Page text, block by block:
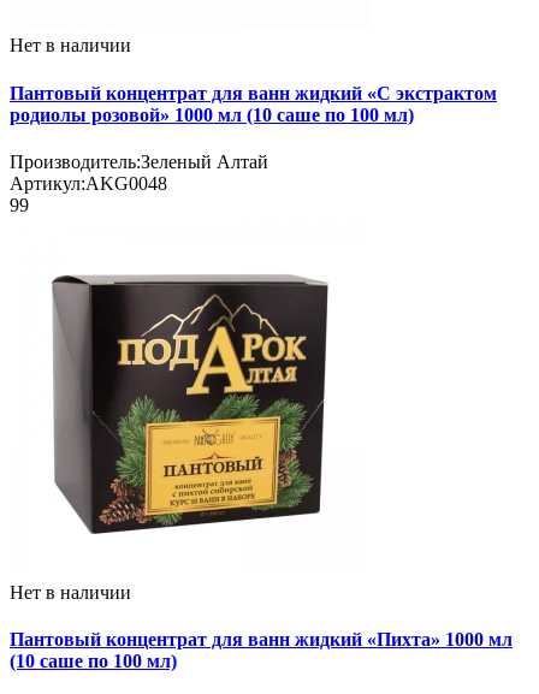
Нет в наличии
Пантовый концентрат для ванн жидкий «С экстрактом
родиолы розовой» 1000 мл (10 саше по 100 мл)
Производитель:Зеленый Алтай
Артикул:AKG0048
99
Нет в наличии
Пантовый концентрат для ванн жидкий «Пихта» 1000 мл
(10 саше по 100 мл)